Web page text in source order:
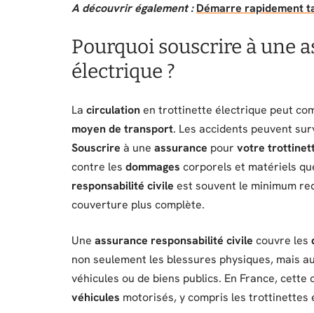
A découvrir également : Démarre rapidement
Pourquoi souscrire à une
électrique ?
La circulationen trottinette électrique peut
moyen de transport. Les accidents peuvent
Souscrire à une assurance pour votre
contre les dommages corporels et matériels
responsabilité civile est souvent le minimum
couverture plus complète.
Une assurance responsabilité civile couvre les
non seulement les blessures physiques, mais
véhicules ou de biens publics. En France,
véhicules motorisés, y compris les trottinettes